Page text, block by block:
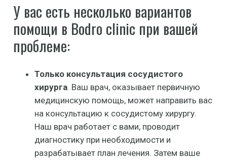
У вас есть несколько вариантов
помощи в Bodro clinic при вашей
проблеме:
Только консультация сосудистого
хирурга. Ваш врач, оказывает первичную
медицинскую помощь, может направить вас
на консультацию к сосудистому хирургу.
Наш врач работает с вами, проводит
диагностику при необходимости и
разрабатывает план лечения. Затем ваше